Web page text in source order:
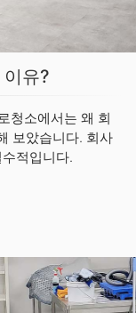
유?
청소에서는 왜 회
보았습니다. 회사
적입니다.